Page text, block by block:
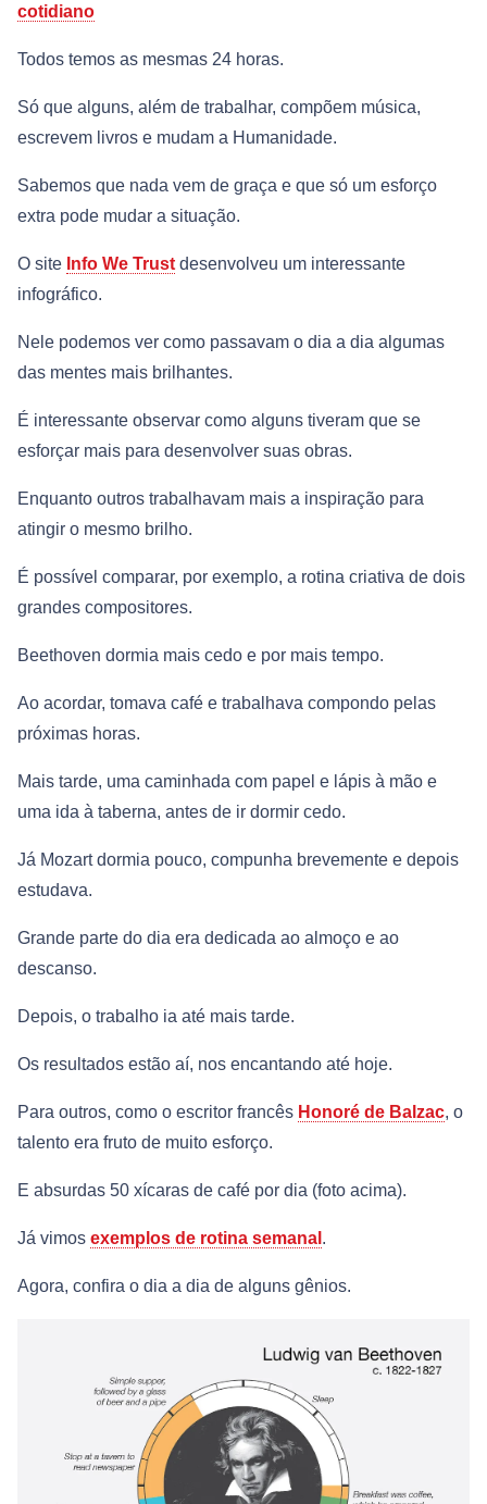
cotidiano
Todos temos as mesmas 24 horas.
Só que alguns, além de trabalhar, compõem música,
escrevem livros e mudam a Humanidade.
Sabemos que nada vem de graça e que só um esforço
extra pode mudar a situação.
O site Info We Trust desenvolveu um interessante
infográfico.
Nele podemos ver como passavam o dia a dia algumas
das mentes mais brilhantes.
É interessante observar como alguns tiveram que se
esforçar mais para desenvolver suas obras.
Enquanto outros trabalhavam mais a inspiração para
atingir o mesmo brilho.
É possível comparar, por exemplo, a rotina criativa de dois
grandes compositores.
Beethoven dormia mais cedo e por mais tempo.
Ao acordar, tomava café e trabalhava compondo pelas
próximas horas.
Mais tarde, uma caminhada com papel e lápis à mão e
uma ida à taberna, antes de ir dormir cedo.
Já Mozart dormia pouco, compunha brevemente e depois
estudava.
Grande parte do dia era dedicada ao almoço e ao
descanso.
Depois, o trabalho ia até mais tarde.
Os resultados estão aí, nos encantando até hoje.
Para outros, como o escritor francês Honoré de Balzac, o
talento era fruto de muito esforço.
E absurdas 50 xícaras de café por dia (foto acima).
Já vimos exemplos de rotina semanal .
Agora, confira o dia a dia de alguns gênios.